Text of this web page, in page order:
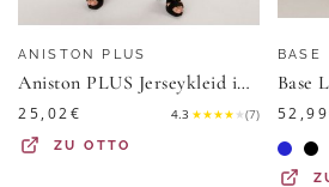
ANISTON PLUS
Aniston PLUS Jerseykleid in Wickeloptik
25,02€ 4.3 ★★★★ ★(7)
ZUOTTO
BASE
52,99